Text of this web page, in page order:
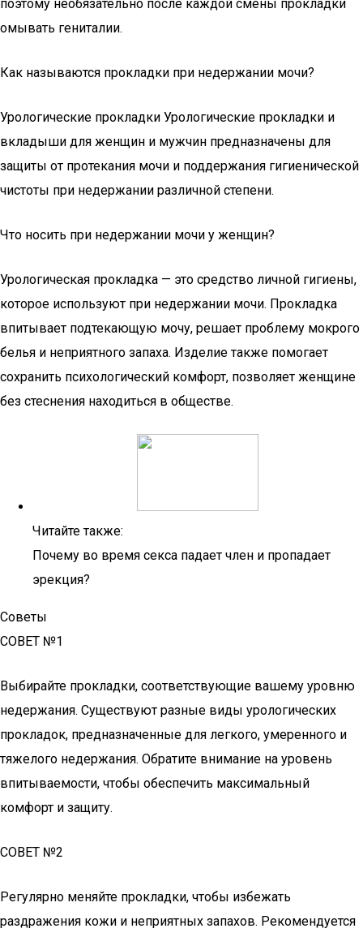
поэтому необязательно после каждой смены прокладки
омывать гениталии.
Как называются прокладки при недержании мочи?
Урологические прокладки Урологические прокладки и
вкладыши для женщин и мужчин предназначены для
защиты от протекания мочи и поддержания гигиенической
чистоты при недержании различной степени.
Что носить при недержании мочи у женщин?
Урологическая прокладка — это средство личной гигиены,
которое используют при недержании мочи. Прокладка
впитывает подтекающую мочу, решает проблему мокрого
белья и неприятного запаха. Изделие также помогает
сохранить психологический комфорт, позволяет женщине
без стеснения находиться в обществе.
Читайте также:
Почему во время секса падает член и пропадает
эрекция?
Советы
СОВЕТ №1
Выбирайте прокладки, соответствующие вашему уровню
недержания. Существуют разные виды урологических
прокладок, предназначенные для легкого, умеренного и
тяжелого недержания. Обратите внимание на уровень
впитываемости, чтобы обеспечить максимальный
комфорт и защиту.
СОВЕТ №2
Регулярно меняйте прокладки, чтобы избежать
раздражения кожи и неприятных запахов. Рекомендуется